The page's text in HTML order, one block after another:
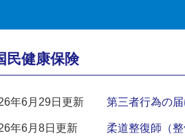
民健康保険
年6月29日更新 第三者行為の届
年6月8日更新
柔道整復師（